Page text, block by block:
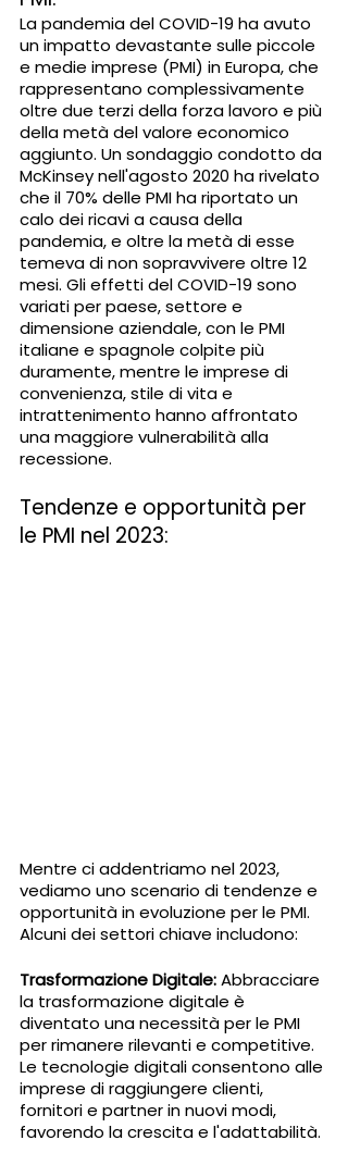
La pandemia del COVID-19 ha avuto
un impatto devastante sulle piccole
e medie imprese (PMI) in Europa, che
rappresentano complessivamente
oltre due terzi della forza lavoro e più
della metà del valore economico
aggiunto. Un sondaggio condotto da
McKinsey nell'agosto 2020 ha rivelato
che il 70% delle PMI ha riportato un
calo dei ricavi a causa della
pandemia, e oltre la metà di esse
temeva di non sopravvivere oltre 12
mesi. Gli effetti del COVID-19 sono
variati per paese, settore e
dimensione aziendale, con le PMI
italiane e spagnole colpite più
duramente, mentre le imprese di
convenienza, stile di vita e
intrattenimento hanno affrontato
una maggiore vulnerabilità alla
recessione.
Tendenze e opportunità per
le PMI nel 2023:
Mentre ci addentriamo nel 2023,
vediamo uno scenario di tendenze e
opportunità in evoluzione per le PMI.
Alcuni dei settori chiave includono:
Trasformazione Digitale: Abbracciare
la trasformazione digitale è
diventato una necessità per le PMI
per rimanere rilevanti e competitive.
Le tecnologie digitali consentono alle
imprese di raggiungere clienti,
fornitori e partner in nuovi modi,
favorendo la crescita e l'adattabilità.